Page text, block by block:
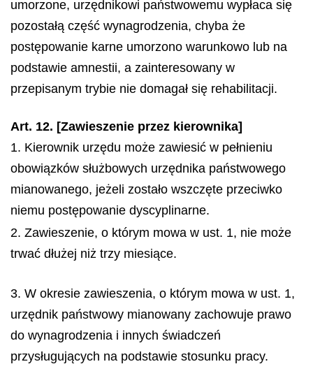
umorzone, urzędnikowi państwowemu wypłaca się
pozostałą część wynagrodzenia, chyba że
postępowanie karne umorzono warunkowo lub na
podstawie amnestii, a zainteresowany w
przepisanym trybie nie domagał się rehabilitacji.
Art. 12. [Zawieszenie przez kierownika]
1. Kierownik urzędu może zawiesić w pełnieniu
obowiązków służbowych urzędnika państwowego
mianowanego, jeżeli zostało wszczęte przeciwko
niemu postępowanie dyscyplinarne.
2. Zawieszenie, o którym mowa w ust. 1, nie może
trwać dłużej niż trzy miesiące.
3. W okresie zawieszenia, o którym mowa w ust. 1,
urzędnik państwowy mianowany zachowuje prawo
do wynagrodzenia i innych świadczeń
przysługujących na podstawie stosunku pracy.